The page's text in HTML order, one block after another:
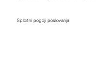
Splošni pogoji poslovanja